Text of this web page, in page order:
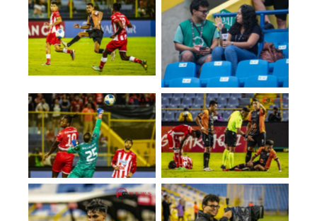
No Caption No Caption
No Caption No Caption